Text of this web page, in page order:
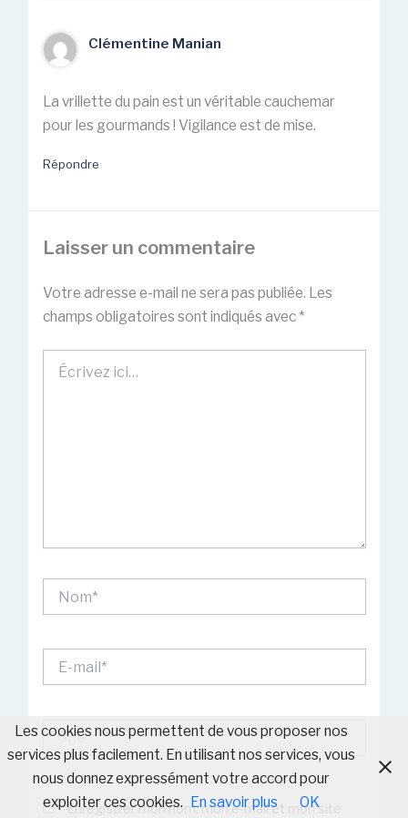
Clémentine Manian
La vrillette du pain est un véritable cauchemar
pour les gourmands ! Vigilance est de mise.
Répondre
Laisser un commentaire
Votre adresse e-mail ne sera pas publiée. Les
champs obligatoires sont indiqués avec *
ici…
mail*
Site
Enregistrer mon nom, mon e-mail et mon site
Les cookies nous permettent de vous proposer nos
services plus facilement. En utilisant nos services, vous
nous donnez expressément votre accord pour
exploiter ces cookies. En savoir plus OK